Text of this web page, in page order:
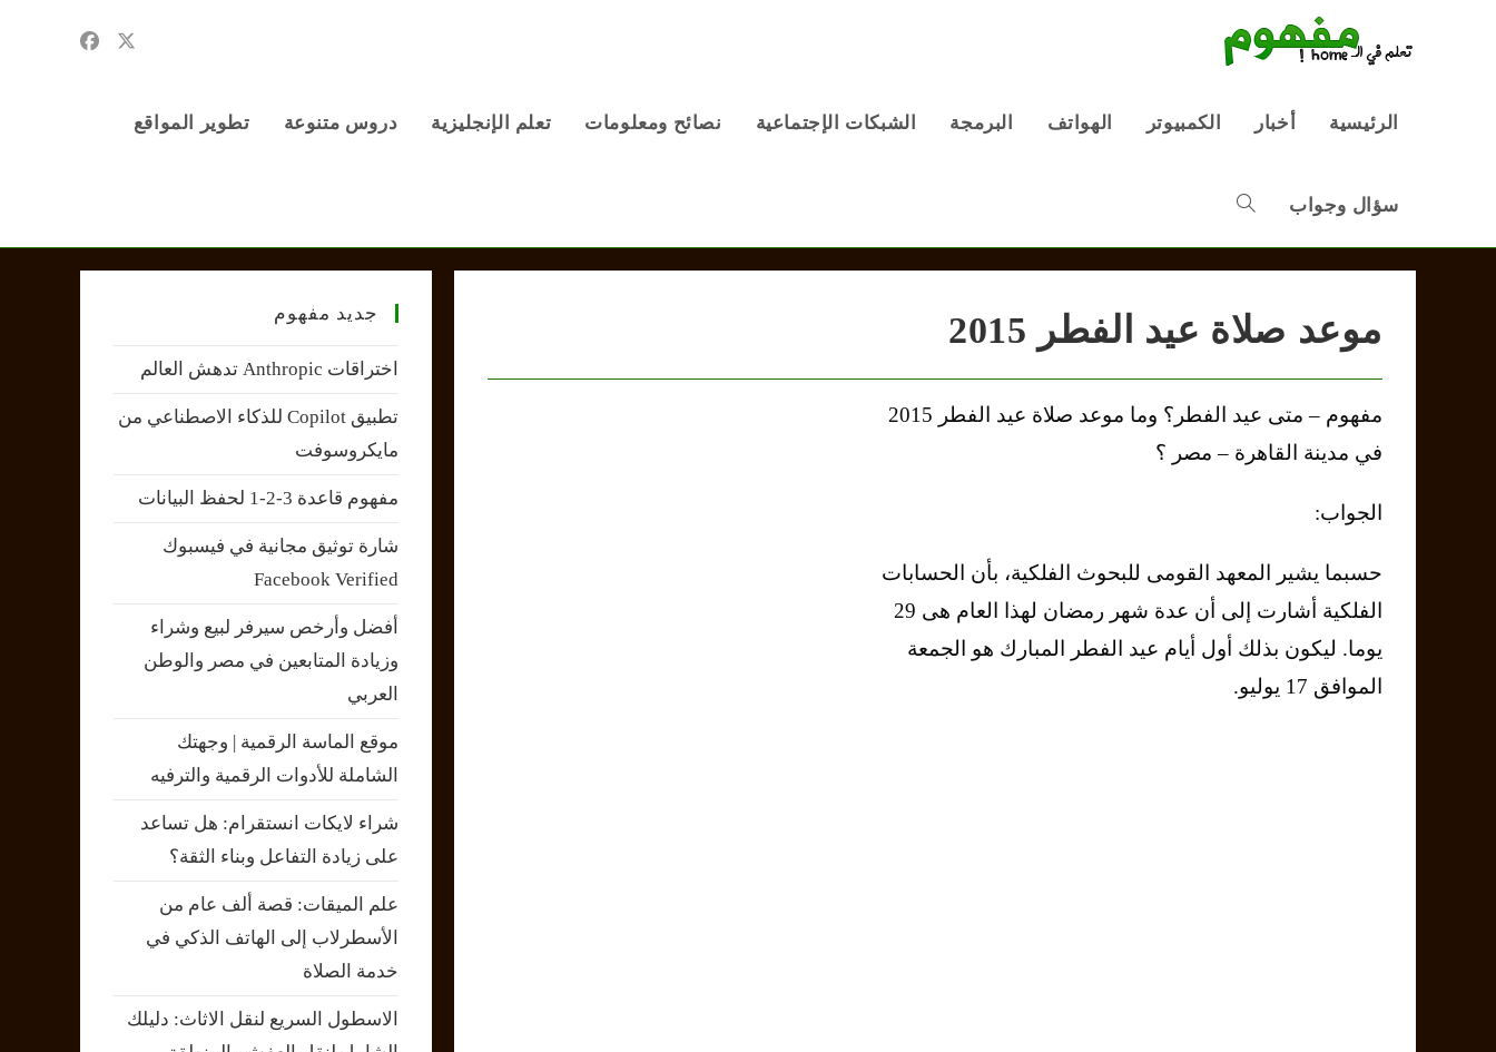
الرئيسية أخبار الكمبيوتر الهواتف البرمجة الشبكات الإجتماعية نصائح ومعلومات تعلم الإنجليزية دروس متنوعة تطوير المواقع
سؤال وجواب Toggle
موعد صلاة عيد الفطر 2015
مفهوم – متى عيد الفطر؟ وما موعد صلاة عيد الفطر 2015
في مدينة القاهرة – مصر ؟
الجواب:
حسبما يشير المعهد القومى للبحوث الفلكية، بأن الحسابات
الفلكية أشارت إلى أن عدة شهر رمضان لهذا العام هى 29
يوما. ليكون بذلك أول أيام عيد الفطر المبارك هو الجمعة
الموافق 17 يوليو.
جديد مفهوم
اختراقات Anthropic تدهش العالم
تطبيق Copilot للذكاء الاصطناعي من
مايكروسوفت
مفهوم قاعدة 3-2-1 لحفظ البيانات
شارة توثيق مجانية في فيسبوك
Facebook Verified
أفضل وأرخص سيرفر لبيع وشراء
وزيادة المتابعين في مصر والوطن
العربي
موقع الماسة الرقمية | وجهتك
الشاملة للأدوات الرقمية والترفيه
شراء لايكات انستقرام: هل تساعد
على زيادة التفاعل وبناء الثقة؟
علم الميقات: قصة ألف عام من
الأسطرلاب إلى الهاتف الذكي في
خدمة الصلاة
الاسطول السريع لنقل الاثاث: دليلك